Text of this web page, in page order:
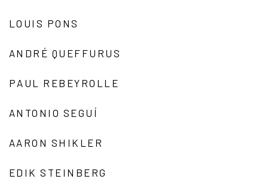
LOUIS PONS
ANDRÉ QUEFFURUS
PAUL REBEYROLLE
ANTONIO SEGUÍ
AARON SHIKLER
EDIK STEINBERG